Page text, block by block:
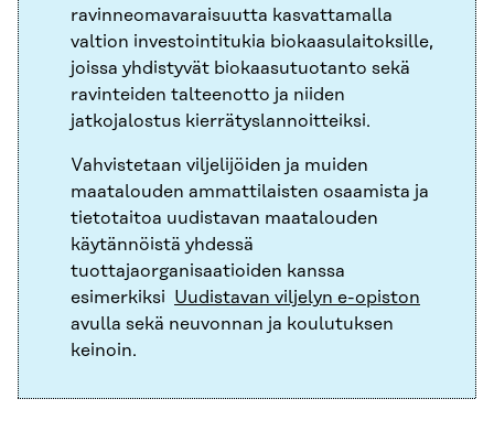
ravinneomavaraisuutta kasvattamalla
valtion investointitukia biokaasulaitoksille,
joissa yhdistyvät biokaasutuotanto sekä
ravinteiden talteenotto ja niiden
jatkojalostus kierrätyslannoitteiksi.
Vahvistetaan viljelijöiden ja muiden
maatalouden ammattilaisten osaamista ja
tietotaitoa uudistavan maatalouden
käytännöistä yhdessä
tuottajaorganisaatioiden kanssa
esimerkiksi Uudistavan viljelyn e-opiston
avulla sekä neuvonnan ja koulutuksen
keinoin.